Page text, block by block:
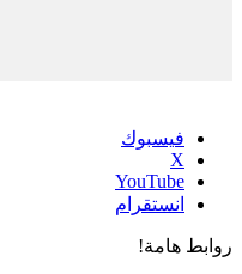
فيسبوك
‫X
‫YouTube
انستقرام
روابط هامة!